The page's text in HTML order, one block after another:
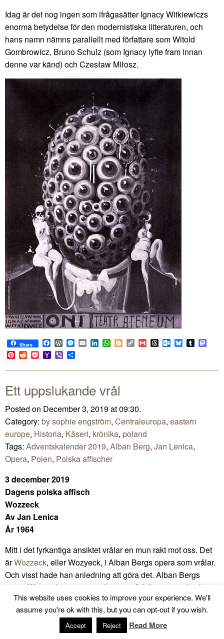
Idag är det nog ingen som ifrågasätter Ignacy Witkiewiczs
enorma betydelse för den modernistiska litteraturen, och
hans namn nämns parallellt med författare som Witold
Gombrowicz, Bruno Schulz (som Ignacy lyfte fram innan
denne var känd) och Czesław Miłosz.
Share Facebook
WordPress
Messenger
EmailLinkedIn
WhatsApp
BloggerCopy
Link
GmailThreadsOutlook.com
BlueskyTumblr
Pinterest
RedditPocketYahoo
Mail
Viber
Ett uppslukande vrål
Posted on December 3, 2019 at 09:30.
Category: by sophie engström, Centraleuropa, eastern
europe, Historia, Kåseri, krönika, poland
Tags: Adventskalender 2019, Alban Berg, Jan Lenica,
Opera, Polen, Polska affischer
3 december 2019
Dagens polska affisch
Wozzeck
Av Jan Lenica
År 1964
Mitt i det fyrkantiga ansiktet vrålar en mun rakt mot oss. Det
ärWozzeck, eller Wozyeck, i Alban Bergs opera som vrålar.
Och visst hade han anledning att göra det. Alban Bergs
opera Wozzeck är en sann dystopi, så full av vemod och
misstro, att den nästan är outhärdlig att se. Wozzeck mördar
sin älskade i ett svartsjukedrama, och avrättas därpå. Jan
Lenica fångar vanmakten med precision. Men om man inte
This website uses cookies to improve your experience. We'll
assume you're ok with this, but you can opt-out if you wish.
Accept Reject Read More